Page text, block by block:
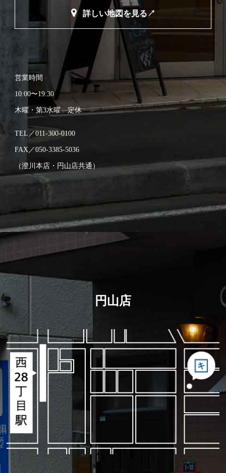
詳しい地図を見る↗
営業時間
10:00〜19:30
木曜・第3水曜 定休
TEL／011-300-0100
FAX／050-3385-5036​
（澄川本店・円山店共通）
円山店